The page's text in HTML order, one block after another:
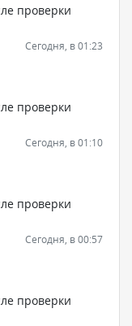
проверки
Сегодня, в 01:23
проверки
Сегодня, в 01:10
проверки
Сегодня, в 00:57
проверки